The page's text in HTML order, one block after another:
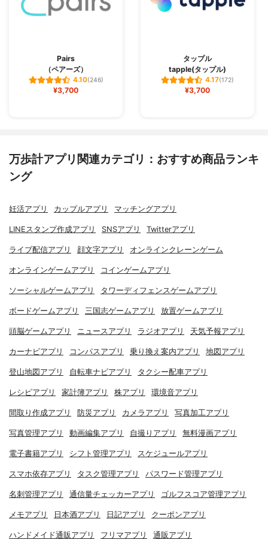
Pairs
（ペアーズ）
4.10(246)
¥3,700
タップル
tapple(タップル)
4.17(172)
¥3,700
万歩計アプリ関連カテゴリ：おすすめ商品ランキ
ング
妊活アプリ カップルアプリ マッチングアプリ
LINEスタンプ作成アプリ SNSアプリ Twitterアプリ
ライブ配信アプリ 顔文字アプリ オンラインクレーンゲーム
オンラインゲームアプリ コインゲームアプリ
ソーシャルゲームアプリ タワーディフェンスゲームアプリ
ボードゲームアプリ 三国志ゲームアプリ 放置ゲームアプリ
頭脳ゲームアプリ ニュースアプリ ラジオアプリ 天気予報アプリ
カーナビアプリ コンパスアプリ 乗り換え案内アプリ 地図アプリ
登山地図アプリ 自転車ナビアプリ タクシー配車アプリ
レシピアプリ 家計簿アプリ 株アプリ 環境音アプリ
間取り作成アプリ 防災アプリ カメラアプリ 写真加工アプリ
写真管理アプリ 動画編集アプリ 自撮りアプリ 無料漫画アプリ
電子書籍アプリ シフト管理アプリ スケジュールアプリ
スマホ依存アプリ タスク管理アプリ パスワード管理アプリ
名刺管理アプリ 通信量チェッカーアプリ ゴルフスコア管理アプリ
メモアプリ 日本酒アプリ 日記アプリ クーポンアプリ
ハンドメイド通販アプリ フリマアプリ 通販アプリ